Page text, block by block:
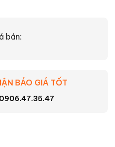
bán:
BÁO GIÁ TỐT
0906.47.35.47